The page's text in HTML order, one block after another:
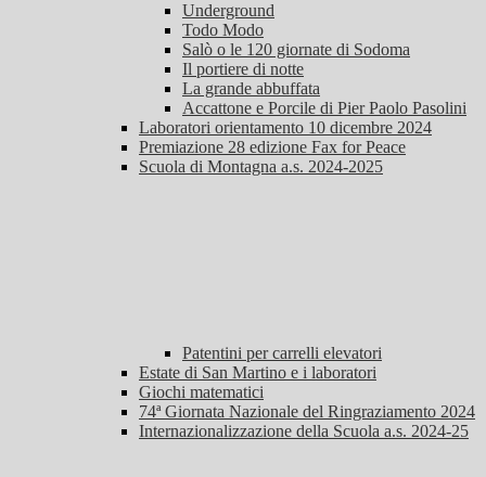
Underground
Todo Modo
Salò o le 120 giornate di Sodoma
Il portiere di notte
La grande abbuffata
Accattone e Porcile di Pier Paolo Pasolini
Laboratori orientamento 10 dicembre 2024
Premiazione 28 edizione Fax for Peace
Scuola di Montagna a.s. 2024-2025
Patentini per carrelli elevatori
Estate di San Martino e i laboratori
Giochi matematici
74ª Giornata Nazionale del Ringraziamento 2024
Internazionalizzazione della Scuola a.s. 2024-25